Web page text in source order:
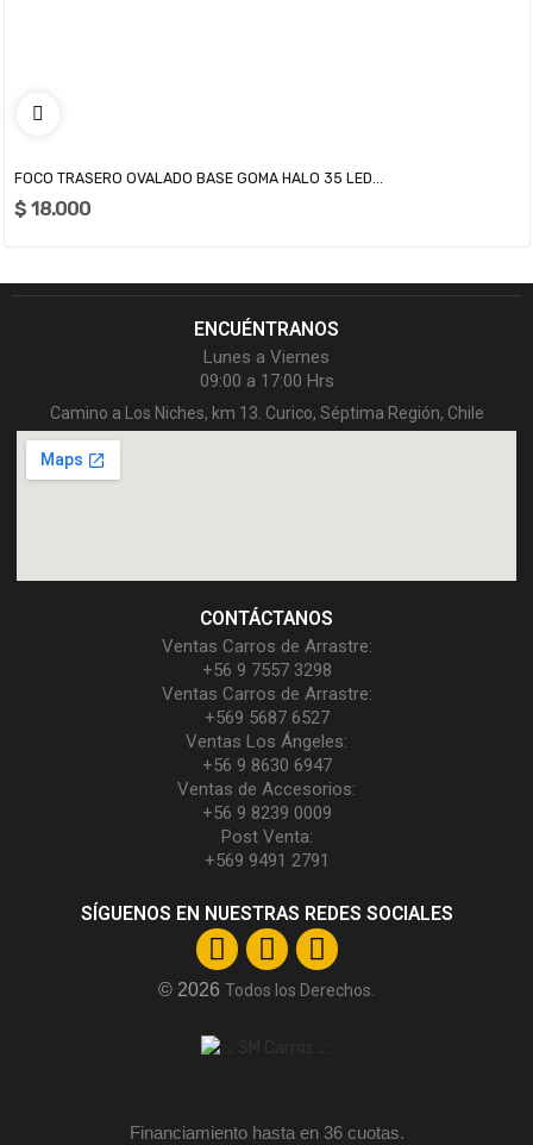
FOCO TRASERO OVALADO BASE GOMA HALO 35 LED...
$ 18.000
ENCUÉNTRANOS
Lunes a Viernes
09:00 a 17:00 Hrs
Camino a Los Niches, km 13. Curico, Séptima Región, Chile
CONTÁCTANOS
Ventas Carros de Arrastre:
+56 9 7557 3298
Ventas Carros de Arrastre:
+569 5687 6527
Ventas Los Ángeles:
+56 9 8630 6947
Ventas de Accesorios:
+56 9 8239 0009
Post Venta:
+569 9491 2791
SÍGUENOS EN NUESTRAS REDES SOCIALES
© 2026 Todos los Derechos.
Financiamiento hasta en 36 cuotas.